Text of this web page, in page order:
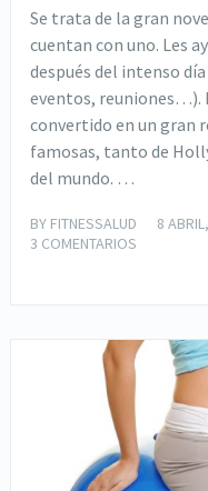
Se trata de la gran
cuentan con uno. Les
después del intenso
eventos, reuniones…).
convertido en un gran
famosas, tanto de
del mundo. …
BY FITNESSALUD 8
3 COMENTARIOS